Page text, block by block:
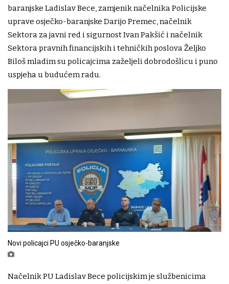
baranjske Ladislav Bece, zamjenik načelnika Policijske
uprave osječko-baranjske Darijo Premec, načelnik
Sektora za javni red i sigurnost Ivan Pakšić i načelnik
Sektora pravnih financijskih i tehničkih poslova Željko
Biloš mladim su policajcima zaželjeli dobrodošlicu i puno
uspjeha u budućem radu.
Novi policajci PU osječko-baranjske
Načelnik PU Ladislav Bece policijskim je službenicima